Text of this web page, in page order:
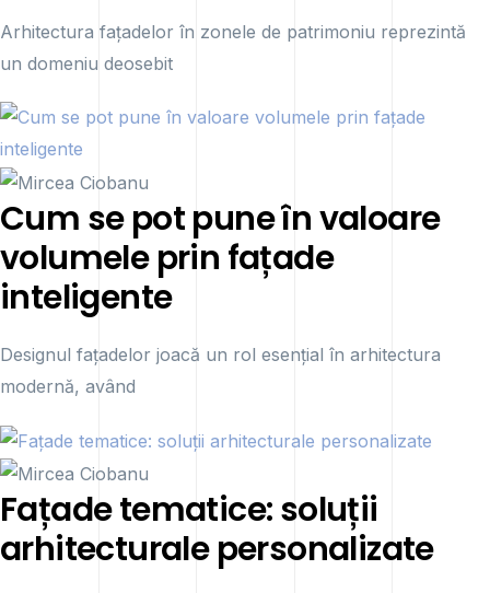
Arhitectura fațadelor în zonele de patrimoniu reprezintă
un domeniu deosebit
Cum se pot pune în valoare
volumele prin fațade
inteligente
Designul fațadelor joacă un rol esențial în arhitectura
modernă, având
Fațade tematice: soluții
arhitecturale personalizate